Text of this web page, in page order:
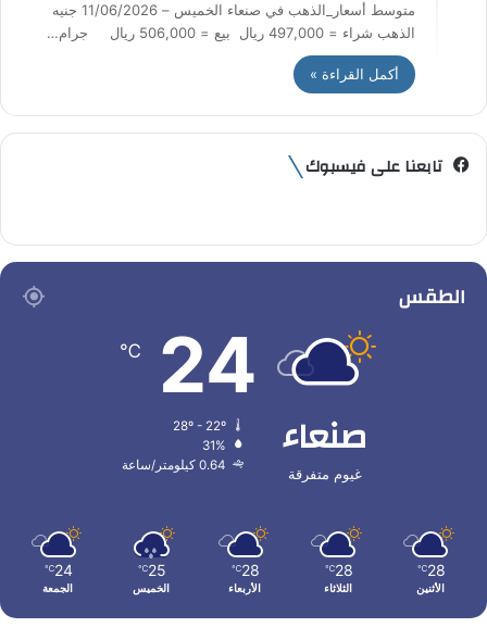
متوسط أسعار_الذهب في صنعاء الخميس – 11/06/2026 جنيه
الذهب شراء = 497,000 ريال بيع = 506,000 ريال جرام…
أكمل القراءة »
تابعنا على فيسبوك
الطقس
صنعاء
غيوم متفرقة
24
℃
31%
0.64 كيلومتر/ساعة
28
℃
الأثنين
28
℃
الثلاثاء
28
℃
الأربعاء
25
℃
الخميس
24
℃
الجمعة